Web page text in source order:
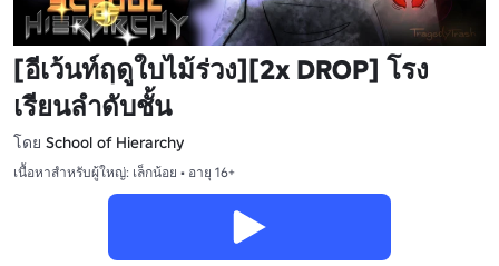
[อีเว้นท์ฤดูใบไม้ร่วง][2x DROP] โรง
เรียนลําดับชั้น
โดย School of Hierarchy
เนื้อหาสำหรับผู้ใหญ่: เล็กน้อย • อายุ 16+